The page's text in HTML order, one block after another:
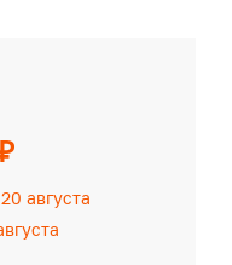
20 августа